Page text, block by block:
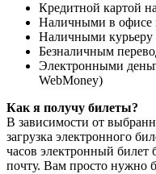
Кредитной картой
Наличными в офисе
Наличными курьеру
Безналичным
Электронными
WebMoney)
Как я получу билеты?
В зависимости от
загрузка электронного
часов электронный
почту. Вам просто нужно